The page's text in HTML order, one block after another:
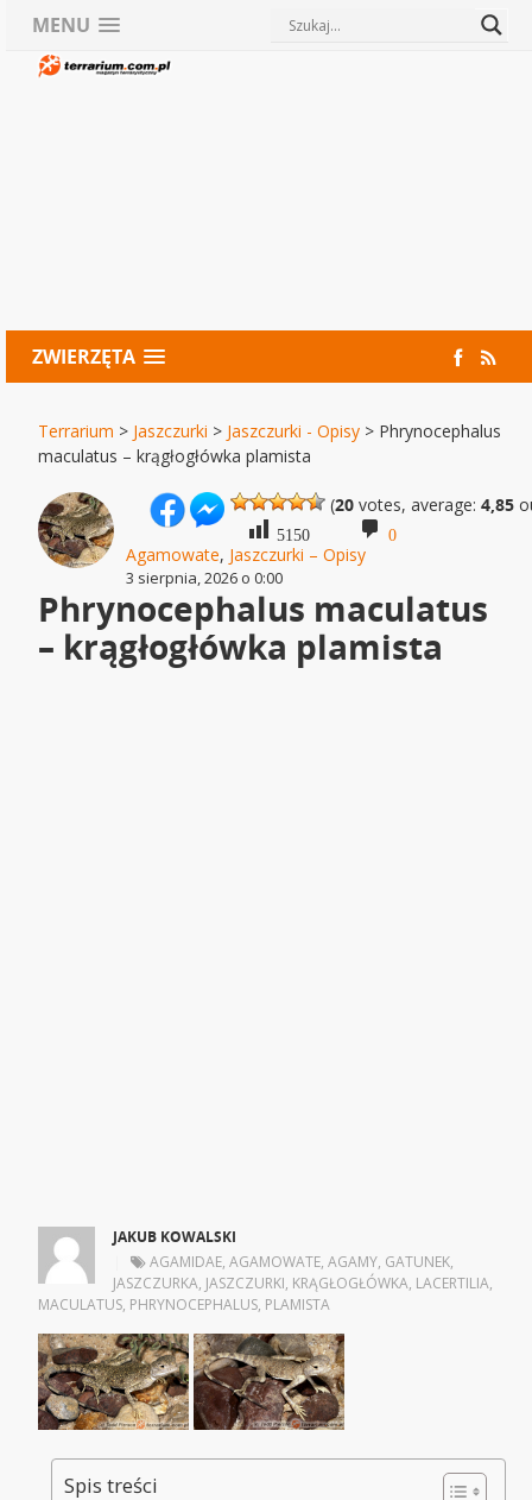
MENU
ZWIERZĘTA
Terrarium > Jaszczurki > Jaszczurki - Opisy > Phrynocephalus
maculatus – krągłogłówka plamista
(20 votes, average:4,85
5150 0
Agamowate, Jaszczurki – Opisy
3 sierpnia, 2026 o 0:00
Phrynocephalus maculatus
– krągłogłówka plamista
JAKUB KOWALSKI
AGAMIDAE,AGAMOWATE,AGAMY, GATUNEK,
JASZCZURKA, JASZCZURKI, KRĄGŁOGŁÓWKA, LACERTILIA,
MACULATUS, PHRYNOCEPHALUS, PLAMISTA
Spis treści